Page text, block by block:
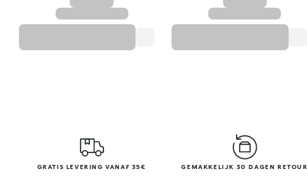
GRATIS LEVERING VANAF 35€ GEMAKKELIJK 30 DAGEN RETOUR